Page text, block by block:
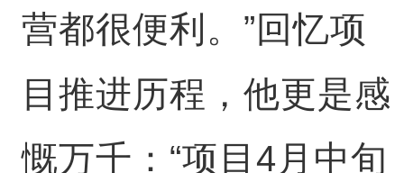
营都很便利。”回忆项
目推进历程，他更是感
慨万千：“项目4月中旬